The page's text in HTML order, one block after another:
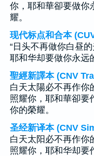
你，耶和華卻要做你
耀。
现代标点和合本
“日头不再做你白昼
耶和华却要做你永远
聖經新譯本 (CNV
白天太陽必不再作你
照耀你，耶和華卻
你的榮耀。
圣经新译本 (CNV
白天太阳必不再作你
照耀你，耶和华却